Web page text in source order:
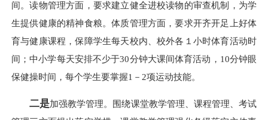
间。读物管理方面，要求建立健全进校读物的审查机制，为学
生提供健康的精神食粮。体质管理方面，要求开齐开足上好体
育与健康课程，保障学生每天校内、校外各１小时体育活动时
间；中小学每天安排不少于30分钟大课间体育活动，10分钟眼
保健操时间，每个学生要掌握1－2项运动技能。
二是加强教学管理。围绕课堂教学管理、课程管理、考试